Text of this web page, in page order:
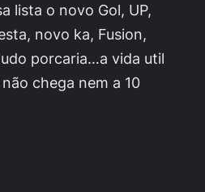
lista o novo Gol, UP,
novo ka, Fusion,
porcaria…a vida util
chega nem a 10